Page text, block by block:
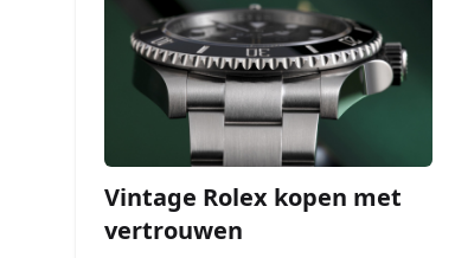
Vintage Rolex kopen met
vertrouwen